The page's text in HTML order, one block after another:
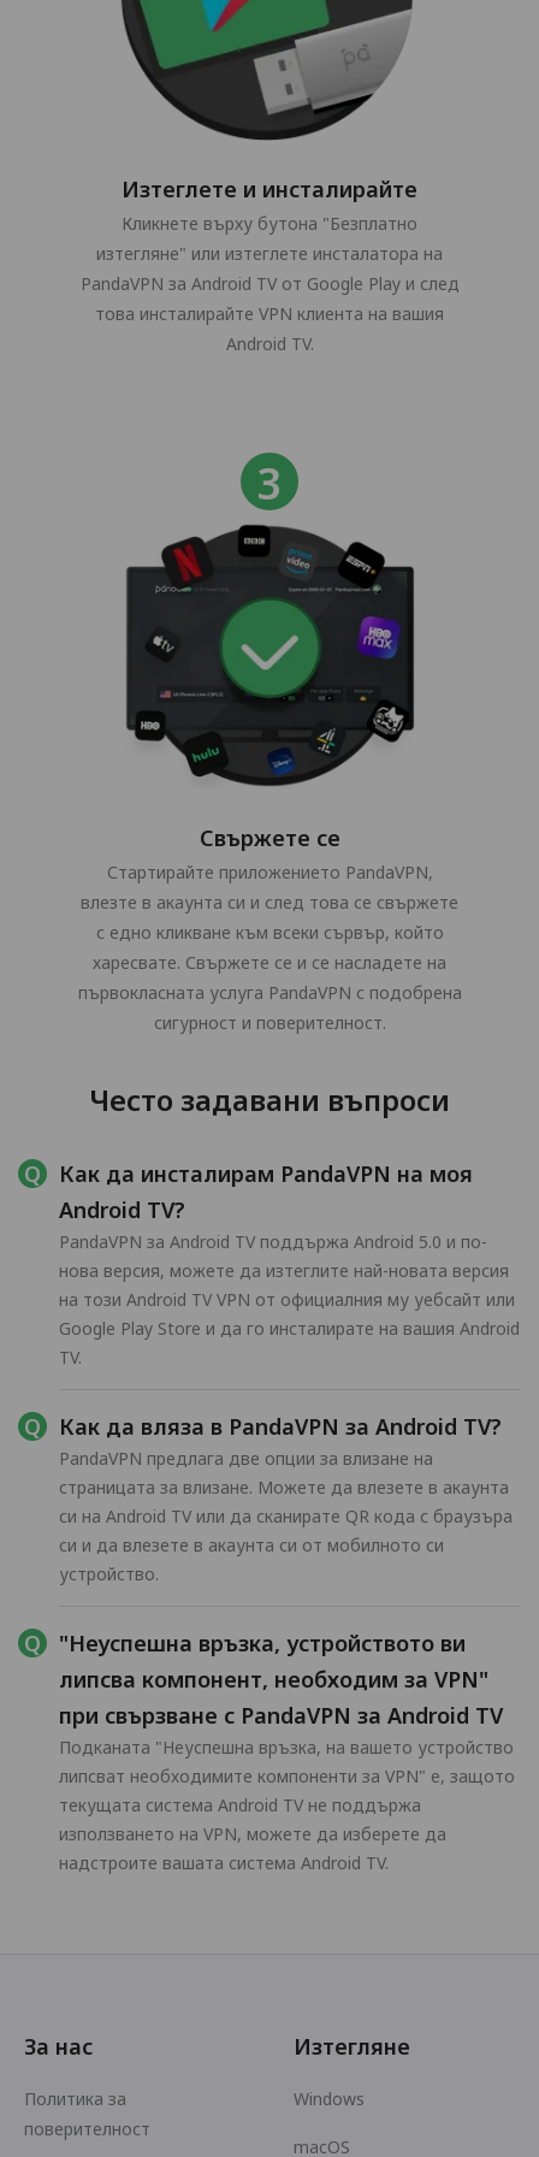
Изтеглете и инсталирайте
Кликнете върху бутона "Безплатно
изтегляне" или изтеглете инсталатора на
PandaVPN за Android TV от Google Play и след
това инсталирайте VPN клиента на вашия
Android TV.
Свържете се
Стартирайте приложението PandaVPN,
влезте в акаунта си и след това се свържете
с едно кликване към всеки сървър, който
харесвате. Свържете се и се насладете на
първокласната услуга PandaVPN с подобрена
сигурност и поверителност.
Често задавани въпроси
Как да инсталирам PandaVPN на моя
Android TV?
PandaVPN за Android TV поддържа Android 5.0 и по-
нова версия, можете да изтеглите най-новата версия
на този Android TV VPN от официалния му уебсайт или
Google Play Store и да го инсталирате на вашия Android
TV.
Как да вляза в PandaVPN за Android TV?
PandaVPN предлага две опции за влизане на
страницата за влизане. Можете да влезете в акаунта
си на Android TV или да сканирате QR кода с браузъра
си и да влезете в акаунта си от мобилното си
устройство.
"Неуспешна връзка, устройството ви
липсва компонент, необходим за VPN"
при свързване с PandaVPN за Android TV
Подканата "Неуспешна връзка, на вашето устройство
липсват необходимите компоненти за VPN" е, защото
текущата система Android TV не поддържа
използването на VPN, можете да изберете да
надстроите вашата система Android TV.
За нас
Политика за
поверителност
Изтегляне
Windows
macOS